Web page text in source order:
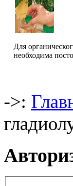
Для
необходима
->: